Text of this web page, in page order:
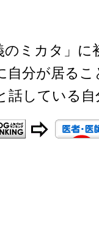
のミカタ」に
自分が居るこ
話している自